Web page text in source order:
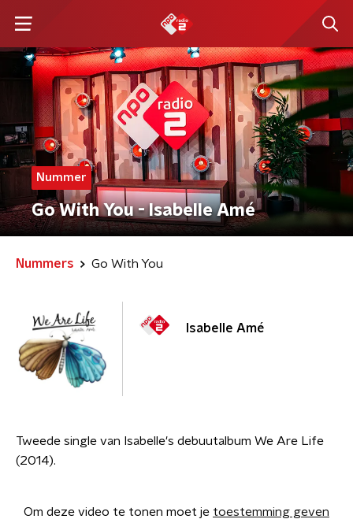
Nummer
Go With You - Isabelle Amé
Nummers Go With You
Isabelle Amé
Tweede single van Isabelle's debuutalbum We Are Life
(2014).
Om deze video te tonen moet je toestemming geven